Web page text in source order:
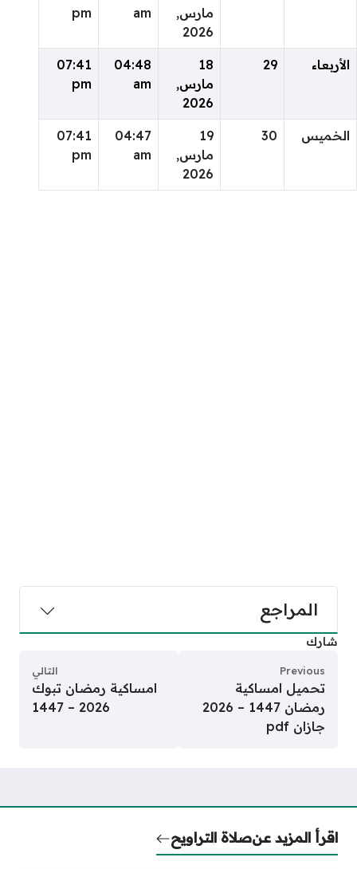
مارس,
2026
am
pm
الأربعاء 29
18
مارس,
2026
04:48
am
07:41
pm
الخميس 30
19
مارس,
2026
04:47
am
07:41
pm
المراجع
شارك
Previous
تحميل امساكية
رمضان 1447 – 2026
جازان pdf
التالي
امساكية رمضان تبوك
2026 – 1447
اقرأ المزيد عنصلاة التراويح